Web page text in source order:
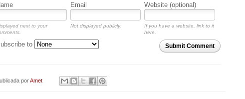
Email Website (optional)
next to your
Not displayed publicly.
If you have a website, link to it
here.
Submit Comment
to
porAmet